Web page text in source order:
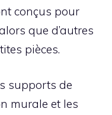
conçus pour
que d’autres
pièces.
supports de
murale et les